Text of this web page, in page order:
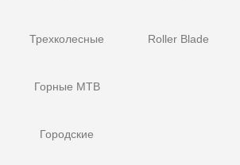
Трехколесные
Горные MTB
Городские
Roller Blade